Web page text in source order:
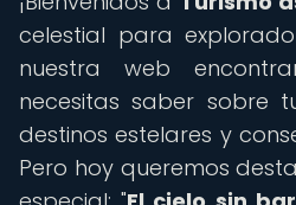
celestial para
nuestra web
necesitas saber sobre
destinos estelares y
Pero hoy queremos